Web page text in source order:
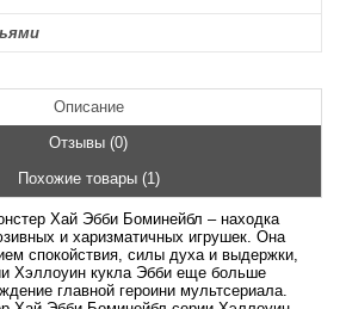
Описание
Отзывы (0)
Похожие товары (1)
Хай Эбби Боминейбл – находка
и харизматичных игрушек. Она
спокойствия, силы духа и выдержки,
Хэллоуин кукла Эбби еще больше
главной героини мультсериала.